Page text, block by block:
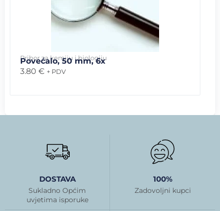
Pribor za kemiju i biologiju
Povećalo, 50 mm, 6x
3.80 € + PDV
DOSTAVA
Sukladno Općim
uvjetima isporuke
100%
Zadovoljni kupci